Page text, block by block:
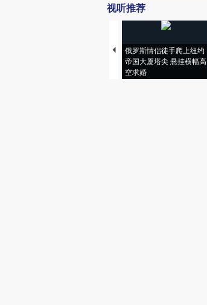
视听推荐
俄罗斯情侣徒手爬上纽约
帝国大厦塔尖 悬挂横幅高
空求婚